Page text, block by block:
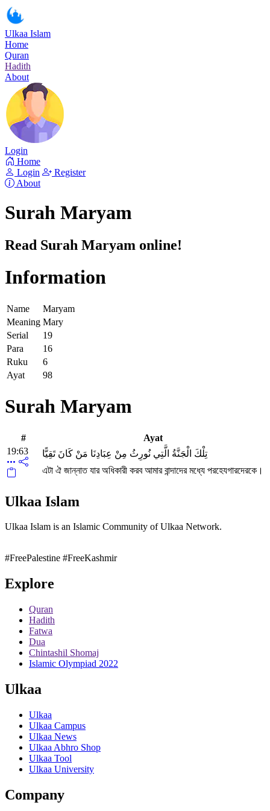
Ulkaa Islam
Home
Quran
Hadith
About
Login
Home
Login
Register
About
Surah Maryam
Read Surah Maryam online!
Information
Name
Maryam
Meaning Mary
Serial
19
Para
16
Ruku
6
Ayat
98
Surah Maryam
#
Ayat
19:63
تِلْكَ الْجَنَّةُ الَّتِي نُورِثُ مِنْ عِبَادِنَا مَنْ كَانَ تَقِيًّا
এটা ঐ জান্নাত যার অধিকারী করব আমার বান্দাদের মধ্যে পরহেযগারদেরকে।
Ulkaa Islam
Ulkaa Islam is an Islamic Community of Ulkaa Network.
#FreePalestine #FreeKashmir
Explore
Quran
Hadith
Fatwa
Dua
Chintashil Shomaj
Islamic Olympiad 2022
Ulkaa
Ulkaa
Ulkaa Campus
Ulkaa News
Ulkaa Abhro Shop
Ulkaa Tool
Ulkaa University
Company